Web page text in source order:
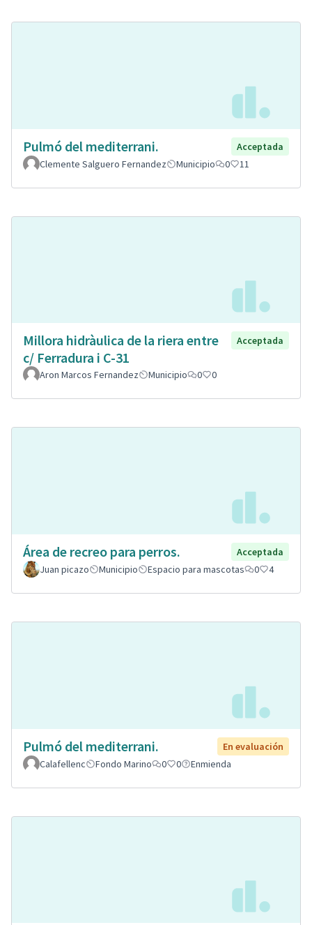
Pulmó del mediterrani.
Acceptada
Clemente Salguero Fernandez
Municipio 0 11
Millora hidràulica de la riera entre
c/ Ferradura i C-31
Acceptada
Aron Marcos Fernandez Municipio 0 0
Área de recreo para perros.
Acceptada
Juan picazo
Municipio Espacio para mascotas 0 4
Pulmó del mediterrani.
En evaluación
Calafellenc
Fondo Marino 0 0 Enmienda